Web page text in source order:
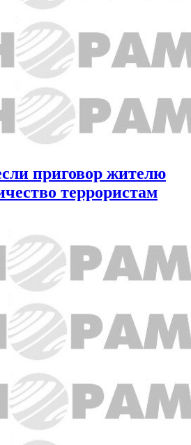
приговор жителю
террористам